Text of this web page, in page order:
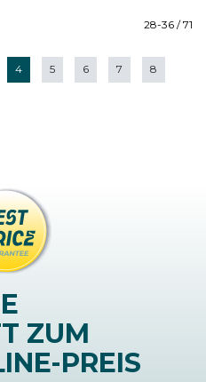
28-36 / 71
4 5 6 7 8
ZUM
PREIS